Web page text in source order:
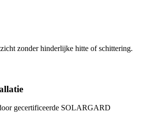
zonder hinderlijke hitte of schittering.
gecertificeerde SOLARGARD